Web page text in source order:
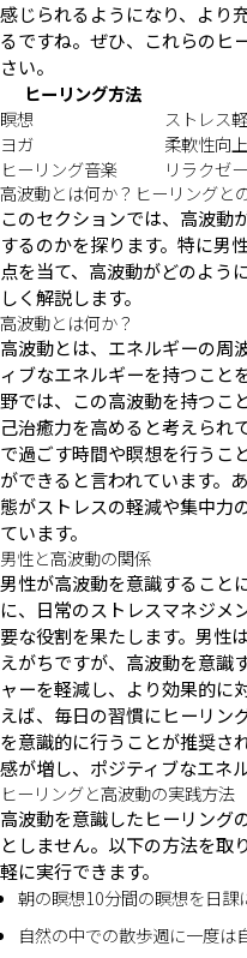
感じられるようになり、より
るですね。ぜひ、これらのヒ
さい。
ヒーリング方法
瞑想
ストレス
ヨガ
柔軟性向
ヒーリング音楽
リラクゼ
高波動とは何か？ヒーリングと
このセクションでは、高波動
するのかを探ります。特に男
点を当て、高波動がどのよう
しく解説します。
高波動とは何か？
高波動とは、エネルギーの周
ィブなエネルギーを持つこと
野では、この高波動を持つこ
己治癒力を高めると考えられ
で過ごす時間や瞑想を行うこ
ができると言われています。
態がストレスの軽減や集中力
ています。
男性と高波動の関係
男性が高波動を意識すること
に、日常のストレスマネジメ
要な役割を果たします。男性
えがちですが、高波動を意識
ャーを軽減し、より効果的に
えば、毎日の習慣にヒーリン
を意識的に行うことが推奨さ
感が増し、ポジティブなエネ
ヒーリングと高波動の実践方法
高波動を意識したヒーリング
としません。以下の方法を取
軽に実行できます。
朝の瞑想10分間の瞑想を日課
自然の中での散歩週に一度は